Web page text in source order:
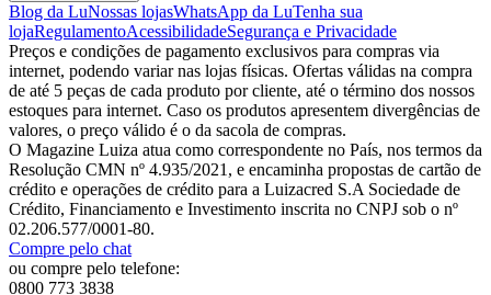
Blog da LuNossas lojasWhatsApp da LuTenha sua
lojaRegulamentoAcessibilidadeSegurança e Privacidade
Preços e condições de pagamento exclusivos para compras via
internet, podendo variar nas lojas físicas. Ofertas válidas na compra
de até 5 peças de cada produto por cliente, até o término dos nossos
estoques para internet. Caso os produtos apresentem divergências de
valores, o preço válido é o da sacola de compras.
O Magazine Luiza atua como correspondente no País, nos termos da
Resolução CMN nº 4.935/2021, e encaminha propostas de cartão de
crédito e operações de crédito para a Luizacred S.A Sociedade de
Crédito, Financiamento e Investimento inscrita no CNPJ sob o nº
02.206.577/0001-80.
Compre pelo chat
ou compre pelo telefone:
0800 773 3838